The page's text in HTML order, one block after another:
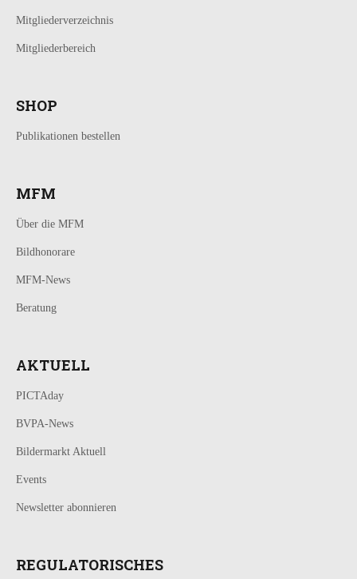
Mitgliederverzeichnis
Mitgliederbereich
SHOP
Publikationen bestellen
MFM
Über die MFM
Bildhonorare
MFM-News
Beratung
AKTUELL
PICTAday
BVPA-News
Bildermarkt Aktuell
Events
Newsletter abonnieren
REGULATORISCHES